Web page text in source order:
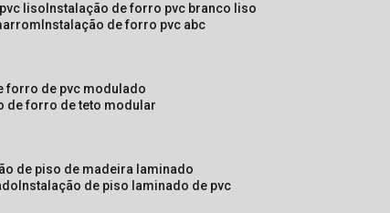
liso instalação de forro pvc branco liso
instalação de forro pvc abc
forro de pvc modulado
de forro de teto modular
de piso de madeira laminado
instalação de piso laminado de pvc